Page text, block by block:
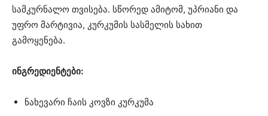
სამკურნალო თვისება. სწორედ ამიტომ, უპრიანი და
უფრო მარტივია, კურკუმის სასმელის სახით
გამოყენება.
ინგრედიენტები:
ნახევარი ჩაის კოვზი კურკუმა